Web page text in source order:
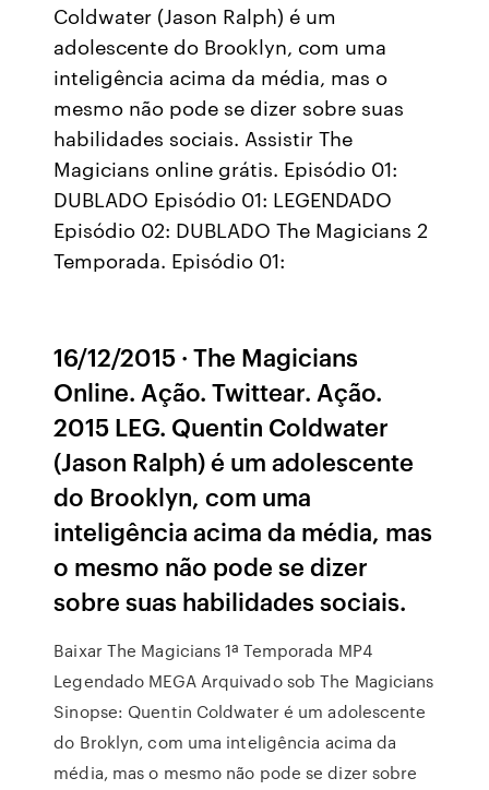
Coldwater (Jason Ralph) é um
adolescente do Brooklyn, com uma
inteligência acima da média, mas o
mesmo não pode se dizer sobre suas
habilidades sociais. Assistir The
Magicians online grátis. Episódio 01:
DUBLADO Episódio 01: LEGENDADO
Episódio 02: DUBLADO The Magicians 2
Temporada. Episódio 01:
16/12/2015 · The Magicians
Online. Ação. Twittear. Ação.
2015 LEG. Quentin Coldwater
(Jason Ralph) é um adolescente
do Brooklyn, com uma
inteligência acima da média, mas
o mesmo não pode se dizer
sobre suas habilidades sociais.
Baixar The Magicians 1ª Temporada MP4
Legendado MEGA Arquivado sob The Magicians
Sinopse: Quentin Coldwater é um adolescente
do Broklyn, com uma inteligência acima da
média, mas o mesmo não pode se dizer sobre